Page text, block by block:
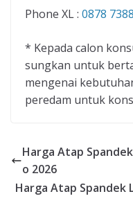
Phone XL : 0878
* Kepada calon
sungkan untuk
mengenai
peredam untuk
Harga Atap
o 2026
Harga Atap Spandek